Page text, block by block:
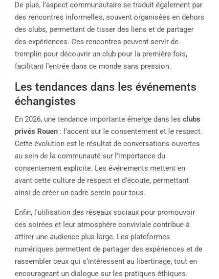
De plus, l’aspect communautaire se traduit également par
des rencontres informelles, souvent organisées en dehors
des clubs, permettant de tisser des liens et de partager
des expériences. Ces rencontres peuvent servir de
tremplin pour découvrir un club pour la première fois,
facilitant l’entrée dans ce monde sans pression.
Les tendances dans les événements
échangistes
En 2026, une tendance importante émerge dans les clubs
privés Rouen : l’accent sur le consentement et le respect.
Cette évolution est le résultat de conversations ouvertes
au sein de la communauté sur l’importance du
consentement explicite. Les événements mettent en
avant cette culture de respect et d’écoute, permettant
ainsi de créer un cadre serein pour tous.
Enfin, l’utilisation des réseaux sociaux pour promouvoir
ces soirées et leur atmosphère conviviale contribue à
attirer une audience plus large. Les plateformes
numériques permettent de partager des expériences et de
rassembler ceux qui s’intéressent au libertinage, tout en
encourageant un dialogue sur les pratiques éthiques.